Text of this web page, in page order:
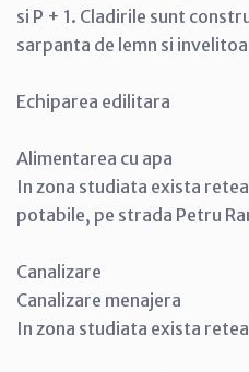
si P + 1. Cladirile sunt
sarpanta de lemn si
Echiparea edilitara
Alimentarea cu apa
In zona studiata exista
potabile, pe strada Petru
Canalizare
Canalizare menajera
In zona studiata exista